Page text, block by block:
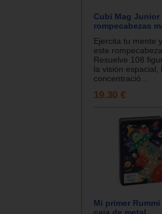
Cubi Mag Junior
rompecabezas
Ejercita tu mente
este
Resuelve 108
la visión espacial,
concentració...
19.30 €
Mi primer